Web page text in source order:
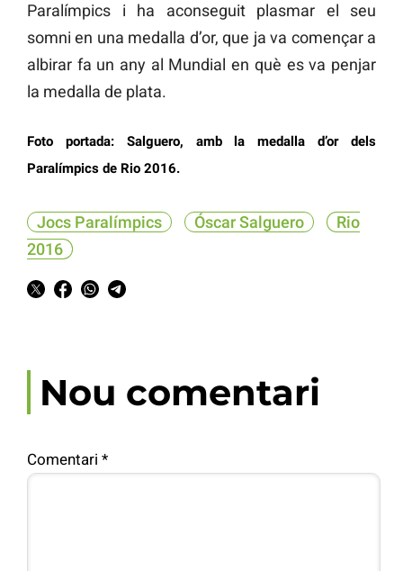
Paralímpics i ha aconseguit plasmar el seu
somni en una medalla d’or, que ja va començar a
albirar fa un any al Mundial en què es va penjar
la medalla de plata.
Foto portada: Salguero, amb la medalla d’or dels
Paralímpics de Rio 2016.
Jocs Paralímpics Óscar Salguero
Rio
2016
Nou comentari
Comentari *